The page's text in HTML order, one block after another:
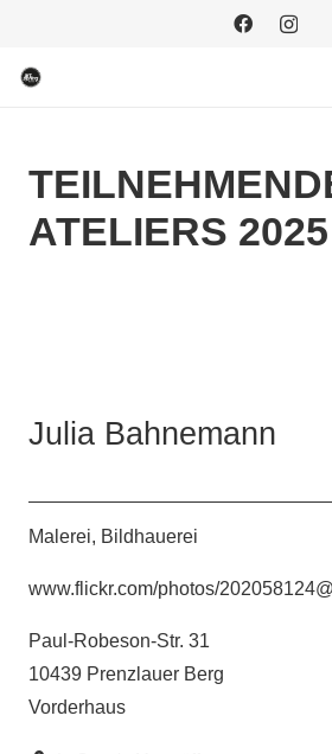
ATELIERS 2025
Julia Bahnemann
Malerei, Bildhauerei
www.flickr.com/photos/
Paul-Robeson-Str. 31
10439 Prenzlauer Berg
Vorderhaus